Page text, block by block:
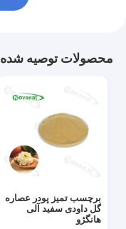
محصولات توصیه شده
برچسب تمیز پودر عصاره
گل داودی سفید آلی
هانگژو